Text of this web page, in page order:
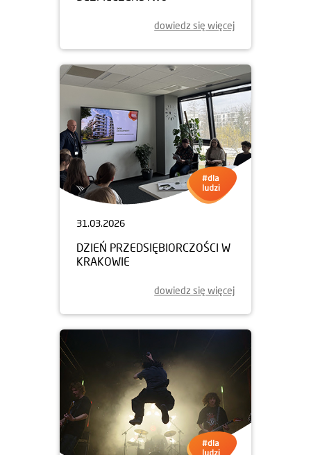
dowiedz się więcej
31.03.2026
DZIEŃ PRZEDSIĘBIORCZOŚCI W
KRAKOWIE
dowiedz się więcej